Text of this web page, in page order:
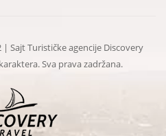
Sajt Turističke agencije Discovery
Sva prava zadržana.